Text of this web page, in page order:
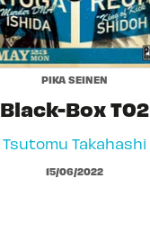
PIKA SEINEN
Black-Box T02
Tsutomu Takahashi
15/06/2022